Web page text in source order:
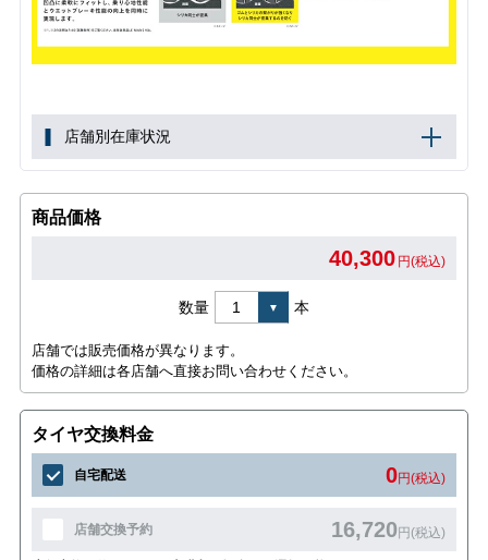
店舗別在庫状況
商品価格
40,300 円(税込)
数量 本
店舗では販売価格が異なります。
価格の詳細は各店舗へ直接お問い合わせください。
タイヤ交換料金
自宅配送 0円(税込)
店舗交換予約 16,720円(税込)